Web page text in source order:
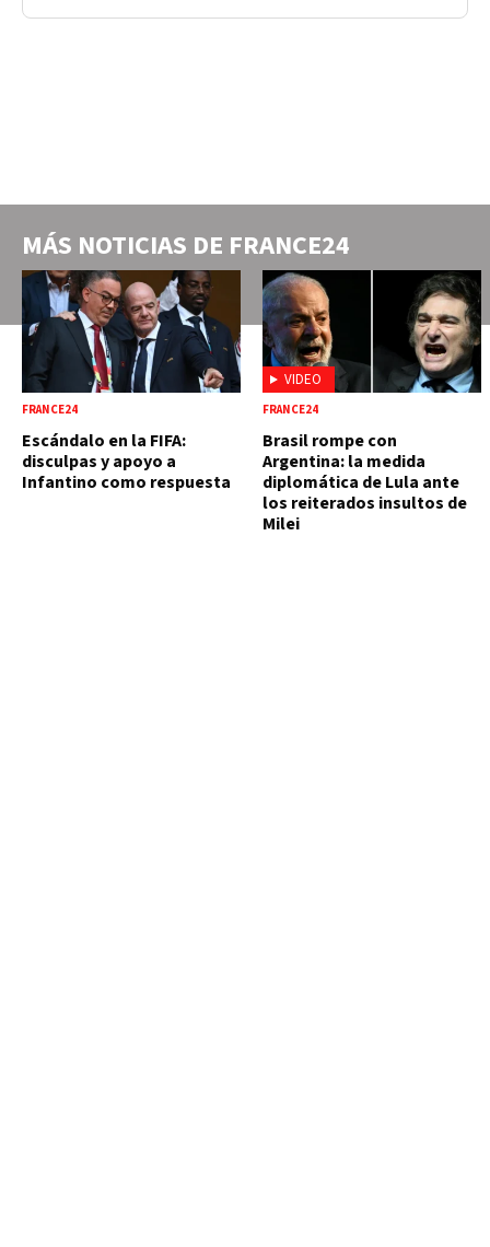
MÁS NOTICIAS DE FRANCE24
FRANCE24
Escándalo en la FIFA:
disculpas y apoyo a
Infantino como respuesta
VIDEO
FRANCE24
Brasil rompe con
Argentina: la medida
diplomática de Lula ante
los reiterados insultos de
Milei